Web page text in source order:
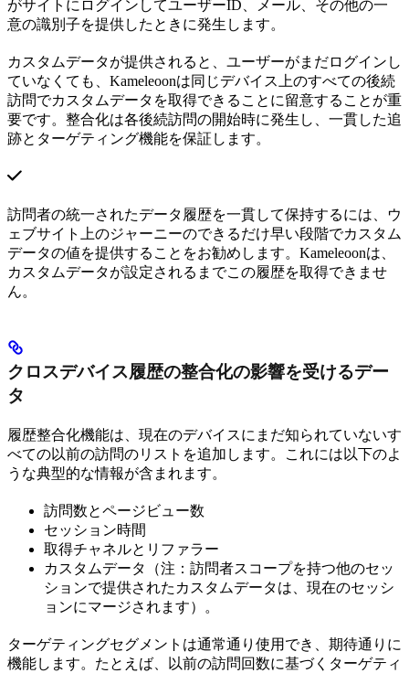
がサイトにログインしてユーザーID、メール、その他の一
意の識別子を提供したときに発生します。
カスタムデータが提供されると、ユーザーがまだログインし
ていなくても、Kameleoonは同じデバイス上のすべての後続
訪問でカスタムデータを取得できることに留意することが重
要です。整合化は各後続訪問の開始時に発生し、一貫した追
跡とターゲティング機能を保証します。
訪問者の統一されたデータ履歴を一貫して保持するには、ウ
ェブサイト上のジャーニーのできるだけ早い段階でカスタム
データの値を提供することをお勧めします。Kameleoonは、
カスタムデータが設定されるまでこの履歴を取得できませ
ん。
クロスデバイス履歴の整合化の影響を受けるデー
タ
履歴整合化機能は、現在のデバイスにまだ知られていないす
べての以前の訪問のリストを追加します。これには以下のよ
うな典型的な情報が含まれます。
訪問数とページビュー数
セッション時間
取得チャネルとリファラー
カスタムデータ（注：訪問者スコープを持つ他のセッ
ションで提供されたカスタムデータは、現在のセッシ
ョンにマージされます）。
ターゲティングセグメントは通常通り使用でき、期待通りに
機能します。たとえば、以前の訪問回数に基づくターゲティ